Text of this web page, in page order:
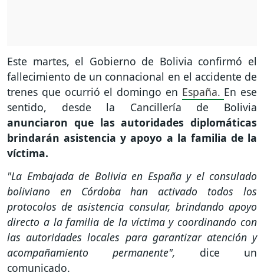
Este martes, el Gobierno de Bolivia confirmó el
fallecimiento de un connacional en el accidente de
trenes que ocurrió el domingo en España. En ese
sentido, desde la Cancillería de Bolivia
anunciaron que las autoridades diplomáticas
brindarán asistencia y apoyo a la familia de la
víctima.
"La Embajada de Bolivia en España y el consulado
boliviano en Córdoba han activado todos los
protocolos de asistencia consular, brindando apoyo
directo a la familia de la víctima y coordinando con
las autoridades locales para garantizar atención y
acompañamiento permanente", dice un
comunicado.